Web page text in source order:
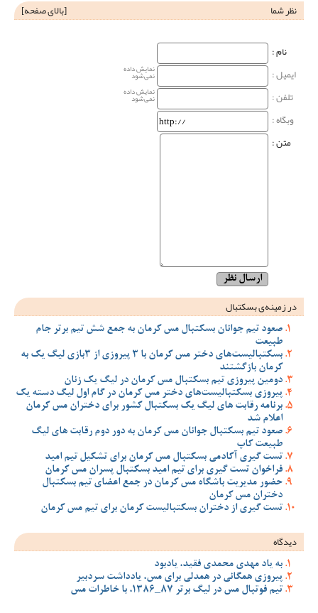
نظر شما [بالای صفحه]
نام‌ :
ایمیل :
نمایش داده
نمی‌شود
تلفن : نمایش داده
نمی‌شود
وبگاه‌ :
متن :
در زمینه‌ی بسکتبال
صعود تیم جوانان بسکتبال مس کرمان به جمع شش تیم برتر جام
طبیعت
بسکتبالیست‌های دختر مس کرمان با 3 پیروزی از 3بازی لیگ یک به
کرمان بازگشتند
دومین پیروزی تیم بسکتبال مس کرمان در لیگ یک زنان
پیروزی بسکتبالیست‌های دختر مس کرمان در گام اول لیگ دسته یک
برنامه رقابت های لیگ یک بسکتبال کشور برای دختران مس کرمان
اعلام شد
صعود تیم بسکتبال جوانان مس کرمان به دور دوم رقابت های لیگ
طبیعت کاپ
تست گیری آکادمی بسکتبال مس کرمان برای تشکیل تیم امید
فراخوان تست گیری برای تیم امید بسکتبال پسران مس کرمان
حضور مدیریت باشگاه مس کرمان در جمع اعضای تیم بسکتبال
دختران مس کرمان
تست گیری از دختران بسکتبالیست کرمان برای تیم مس کرمان
دیدگاه
به یاد مهدی محمدی فقید، یادبود
پیروزی همگانی در همدلی برای مس، یادداشت سردبیر
تیم فوتبال مس در لیگ برتر 87_1386، با خاطرات مس